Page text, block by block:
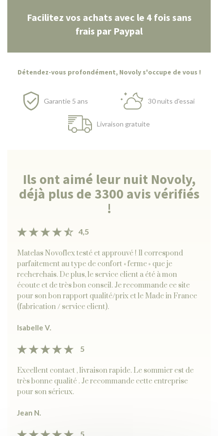
Facilitez vos achats avec le 4 fois sans
frais par Paypal
Détendez-vous profondément, Novoly s'occupe de vous !
Garantie 5 ans 30 nuits d'essai
Livraison gratuite
Ils ont aimé leur nuit Novoly,
déjà plus de 3300 avis vérifiés
!
4,5
Matelas Novoflex testé et approuvé ! Il correspond
parfaitement au type de confort « ferme » que je
recherchais. De plus, le service client a été à mon
écoute et de très bon conseil. Je recommande ce site
pour son bon rapport qualité/prix et le Made in France
(fabrication / service client).
Isabelle V.
5
Excellent contact , livraison rapide. Le sommier est de
très bonne qualité . Je recommande cette entreprise
pour son sérieux.
Jean N.
5